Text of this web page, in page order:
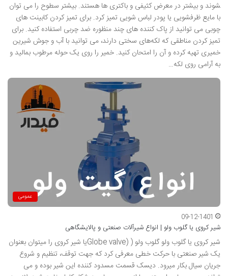
شوند و بیشتر در معرض کثیفی و باکتری­ ها هستند. بیشتر سطوح را می­ توان
با مایع ظرفشویی یا پودر لباس شویی تمیز کرد. برای تمیز کردن کابینت ­های
چوبی می ­توانید از پاک کننده ­های چند منظوره ضد چربی استفاده کنید. برای
تمیز کردن مناطقی که لکه‌های سختی دارند، می­ توانید با آب و جوش شیرین
خمیری تهیه کرده و آن را امتحان کنید. خمیر را روی یک حوله مرطوب بمالید و
به آرامی روی لکه…
عمومی
09-12-1401
شیر کروی یا گلوب ولو | انواع شیرآلات صنعتی و پالایشگاهی
شیر کروی یا گلوب ولو گلوب ولو ( (Globe valveیا شیر کروی را میتوان بعنوان
یک شیر صنعتی با حرکت خطی معرفی کرد که جهت توقف، تنظیم و شروع
جریان سیال بکار میرود. دیسک قسمت مسدود کننده این شیر بوده و می